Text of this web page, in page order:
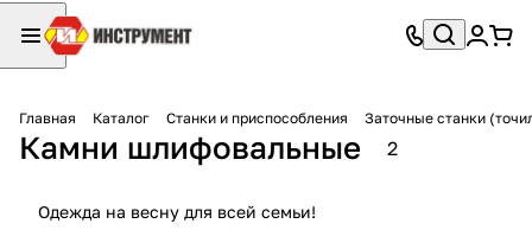
Главная Каталог Станки и приспособления Заточные станки
Камни шлифовальные 2
Одежда на весну для всей семьи!